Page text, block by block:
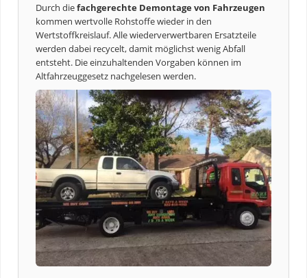
Durch diefachgerechte Demontage von Fahrzeugen
kommen wertvolle Rohstoffe wieder in den
Wertstoffkreislauf. Alle wiederverwertbaren Ersatzteile
werden dabei recycelt, damit möglichst wenig Abfall
entsteht. Die einzuhaltenden Vorgaben können im
Altfahrzeuggesetz nachgelesen werden.